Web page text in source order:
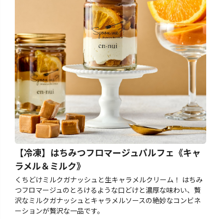
【冷凍】はちみつフロマージュパルフェ《キャ
ラメル＆ミルク》
くちどけミルクガナッシュと生キャラメルクリーム！ はちみ
つフロマージュのとろけるような口どけと濃厚な味わい、贅
沢なミルクガナッシュとキャラメルソースの絶妙なコンビネ
ーションが贅沢な一品です。